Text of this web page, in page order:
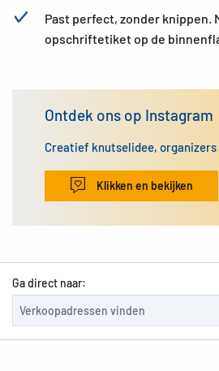
Past perfect, zonder knippen.
opschriftetiket op de
Ontdek ons op Instagram
Creatief knutselidee, organizers
Klikken en bekijken
Ga direct naar: